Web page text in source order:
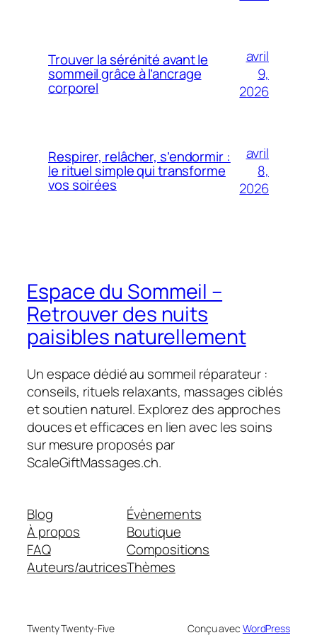
Trouver la sérénité avant le
sommeil grâce à l’ancrage
corporel
avril
9,
2026
Respirer, relâcher, s’endormir :
le rituel simple qui transforme
vos soirées
avril
8,
2026
Espace du Sommeil –
Retrouver des nuits
paisibles naturellement
Un espace dédié au sommeil réparateur :
conseils, rituels relaxants, massages ciblés
et soutien naturel. Explorez des approches
douces et efficaces en lien avec les soins
sur mesure proposés par
ScaleGiftMassages.ch.
Blog
À propos
FAQ
Auteurs/autrices
Évènements
Boutique
Compositions
Thèmes
Twenty Twenty-Five Conçu avec WordPress